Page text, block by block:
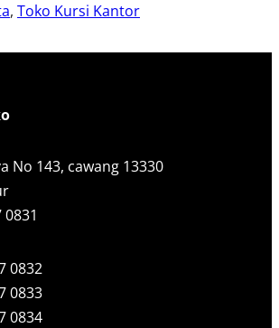
, Toko Kursi Kantor
No 143, cawang 13330
0831
0832
0833
0834